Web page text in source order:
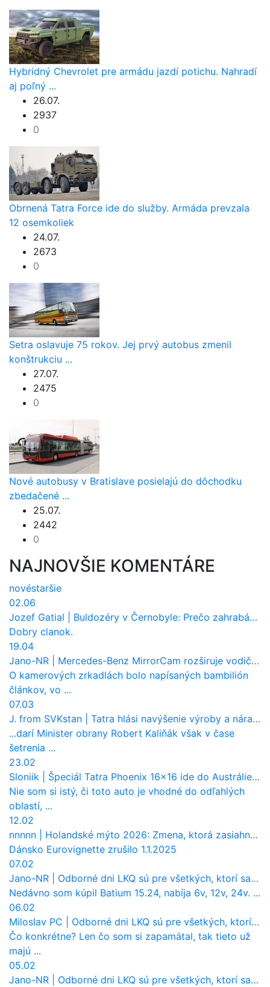
Hybridný Chevrolet pre armádu jazdí potichu. Nahradí
aj poľný ...
26.07.
2937
0
Obrnená Tatra Force ide do služby. Armáda prevzala
12 osemkoliek
24.07.
2673
0
Setra oslavuje 75 rokov. Jej prvý autobus zmenil
konštrukciu ...
27.07.
2475
0
Nové autobusy v Bratislave posielajú do dôchodku
zbedačené ...
25.07.
2442
0
NAJNOVŠIE KOMENTÁRE
novéstaršie
02.06
Jozef Gatial
Buldozéry v Černobyle: Prečo zahrabávali Červený les pod zem?
Dobry clanok.
19.04
Jano-NR
Mercedes-Benz MirrorCam rozširuje vodičovi výhľad a uberá autobusom odpor vzduchu
O kamerových zrkadlách bolo napísaných bambilión
článkov, vo ...
07.03
J. from SVKstan
Tatra hlási navýšenie výroby a nárast tržieb. Ktorí odberatelia sú kľúčoví?
...darí Minister obrany Robert Kaliňák však v čase
šetrenia ...
23.02
Sloniik
Špeciál Tatra Phoenix 16×16 ide do Austrálie. Na čo bude slúžiť?
Nie som si istý, či toto auto je vhodné do odľahlých
oblastí, ...
12.02
nnnnn
Holandské mýto 2026: Zmena, ktorá zasiahne slovenských dopravcov
Dánsko Eurovignette zrušilo 1.1.2025
07.02
Jano-NR
Odborné dni LKQ sú pre všetkých, ktorí sa chcú dozvedieť niečo viac
Nedávno som kúpil Batium 15.24, nabíja 6v, 12v, 24v. ...
06.02
Miloslav PC
Odborné dni LKQ sú pre všetkých, ktorí sa chcú dozvedieť niečo viac
Čo konkrétne? Len čo som si zapamätal, tak tieto už
majú ...
05.02
Jano-NR
Odborné dni LKQ sú pre všetkých, ktorí sa chcú dozvedieť niečo viac